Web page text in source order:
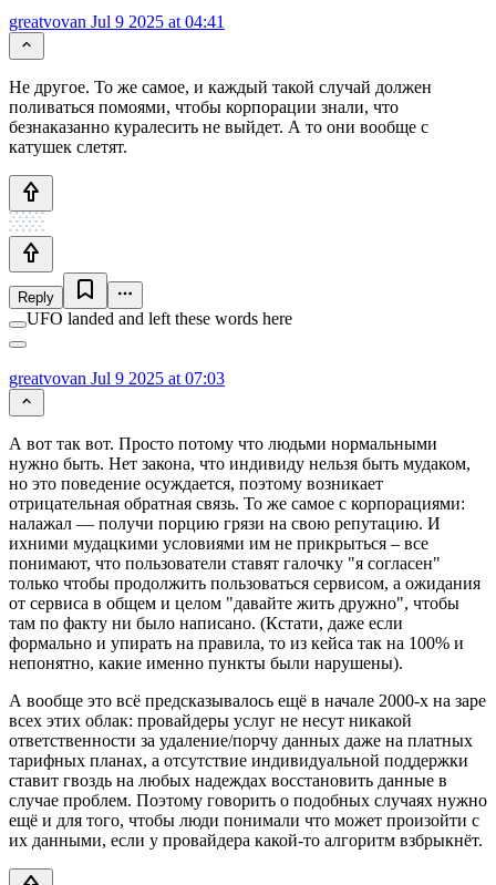
greatvovan Jul 9 2025 at 04:41
Не другое. То же самое, и каждый такой случай должен
поливаться помоями, чтобы корпорации знали, что
безнаказанно куралесить не выйдет. А то они вообще с
катушек слетят.
Reply
UFO landed and left these words here
greatvovan Jul 9 2025 at 07:03
А вот так вот. Просто потому что людьми нормальными
нужно быть. Нет закона, что индивиду нельзя быть мудаком,
но это поведение осуждается, поэтому возникает
отрицательная обратная связь. То же самое с корпорациями:
налажал — получи порцию грязи на свою репутацию. И
ихними мудацкими условиями им не прикрыться – все
понимают, что пользователи ставят галочку "я согласен"
только чтобы продолжить пользоваться сервисом, а ожидания
от сервиса в общем и целом "давайте жить дружно", чтобы
там по факту ни было написано. (Кстати, даже если
формально и упирать на правила, то из кейса так на 100% и
непонятно, какие именно пункты были нарушены).
А вообще это всё предсказывалось ещё в начале 2000-х на заре
всех этих облак: провайдеры услуг не несут никакой
ответственности за удаление/порчу данных даже на платных
тарифных планах, а отсутствие индивидуальной поддержки
ставит гвоздь на любых надеждах восстановить данные в
случае проблем. Поэтому говорить о подобных случаях нужно
ещё и для того, чтобы люди понимали что может произойти с
их данными, если у провайдера какой-то алгоритм взбрыкнёт.